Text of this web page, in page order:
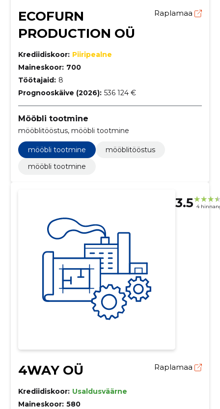
ECOFURN
PRODUCTION OÜ
Raplamaa
Krediidiskoor: Piiripealne
Maineskoor: 700
Töötajaid: 8
Prognooskäive (2026): 536 124 €
Mööbli tootmine
mööblitööstus, mööbli tootmine
mööbli tootmine
mööblitööstus
mööbli tootmine
3.5 4
4WAY OÜ Raplamaa
Krediidiskoor: Usaldusväärne
Maineskoor: 580